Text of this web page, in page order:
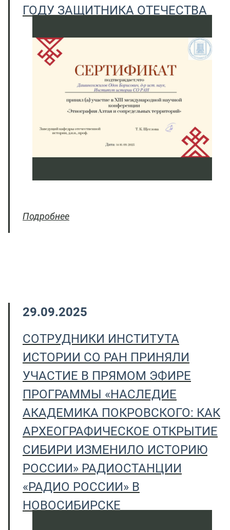
ГОДУ ЗАЩИТНИКА ОТЕЧЕСТВА
Подробнее
29.09.2025
СОТРУДНИКИ ИНСТИТУТА
ИСТОРИИ СО РАН ПРИНЯЛИ
УЧАСТИЕ В ПРЯМОМ ЭФИРЕ
ПРОГРАММЫ «НАСЛЕДИЕ
АКАДЕМИКА ПОКРОВСКОГО: КАК
АРХЕОГРАФИЧЕСКОЕ ОТКРЫТИЕ
СИБИРИ ИЗМЕНИЛО ИСТОРИЮ
РОССИИ» РАДИОСТАНЦИИ
«РАДИО РОССИИ» В
НОВОСИБИРСКЕ